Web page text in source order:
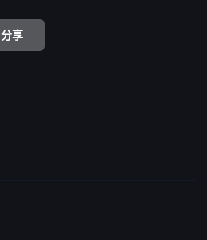
艘航海船舰，准备进行第二阶段－－
恶劣天气，一出错就会受伤，一有
分享